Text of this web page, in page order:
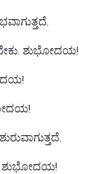
ಶುಭೋದಯ!
ಶುಭೋದಯ!